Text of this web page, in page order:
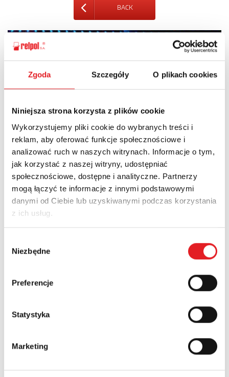
Zgoda Szczegóły O plikach cookies
Niniejsza strona korzysta z plików cookie
Wykorzystujemy pliki cookie do wybranych treści i
reklam, aby oferować funkcje społecznościowe i
analizować ruch w naszych witrynach. Informacje o tym,
jak korzystać z naszej witryny, udostępniać
społecznościowe, dostępne i analityczne. Partnerzy
mogą łączyć te informacje z innymi podstawowymi
danymi od Ciebie lub uzyskiwanymi podczas korzystania
z ich usług.
zgody
Niezbędne
Preferencje
Statystyka
Marketing
BACK
Ask for the details of the offer
Name: *
Email: *
Company:
Phone:
Country:
I consent to the processing of my personal data by Relpol